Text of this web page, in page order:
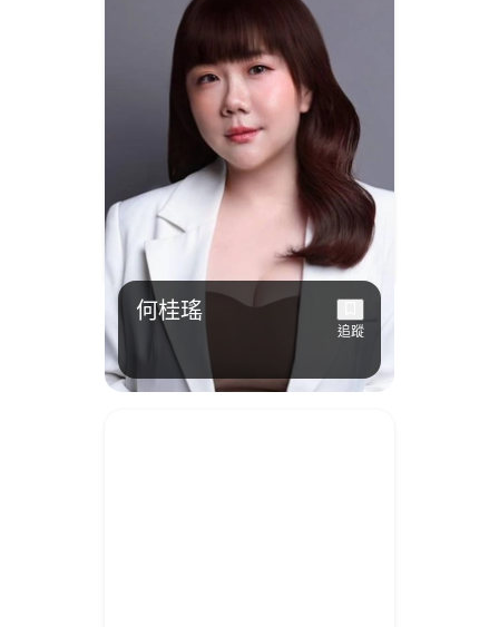
何桂瑤
追蹤